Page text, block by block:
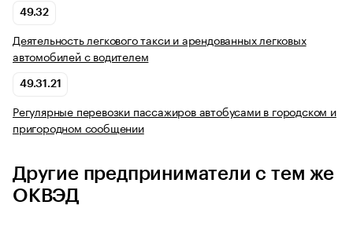
49.32
Деятельность легкового такси и арендованных легковых
автомобилей с водителем
49.31.21
Регулярные перевозки пассажиров автобусами в городском и
пригородном сообщении
Другие предприниматели с тем же
ОКВЭД